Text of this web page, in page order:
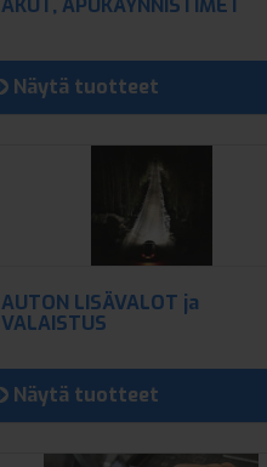
Näytä tuotteet
AUTON LISÄVALOT ja
VALAISTUS
Näytä tuotteet